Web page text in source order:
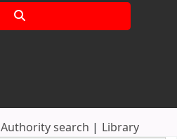
Authority search Library